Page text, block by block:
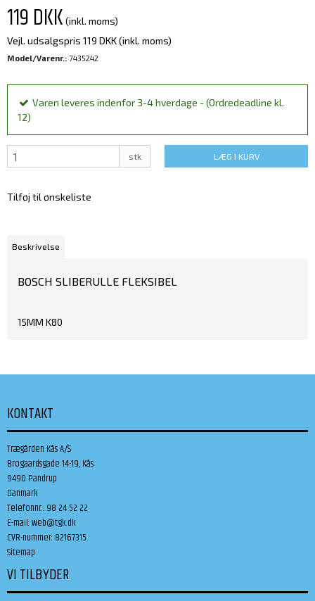
119 DKK (inkl. moms)
Vejl. udsalgspris 119 DKK(inkl. moms)
Model/Varenr.: 7435242
Varen leveres indenfor 3-4 hverdage - (Ordredeadline kl.
12)
stk LÆG I KURV
Tilføj til ønskeliste
Beskrivelse
BOSCH SLIBERULLE FLEKSIBEL
15MM K80
KONTAKT
Trægården Kås A/S
Brogaardsgade 14-19, Kås
9490 Pandrup
Danmark
Telefonnr.: 98 24 52 22
E-mail:web@tgk.dk
CVR-nummer: 82167315
Sitemap
VI TILBYDER